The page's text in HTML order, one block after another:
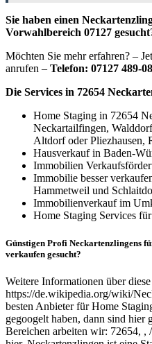
Sie haben einen
Vorwahlbereich 07127
Möchten Sie mehr erfahren? –
anrufen – Telefon: 07127 489-
Die Services in 72654
Home Staging in 72654
Neckartailfingen,
Altdorf oder Pliezhausen,
Hausverkauf in Baden-
Immobilien
Immobilie besser
Hammetweil und
Immobilienverkauf im
Home Staging Services
Günstigen Profi Neckartenzlingens
verkaufen gesucht?
Weitere Informationen über
https://de.wikipedia.org/wiki/
besten Anbieter für Home
gegoogelt haben, dann sind hier
Bereichen arbeiten wir: 72654, ,